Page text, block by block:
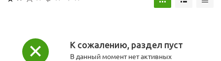
К сожалению, раздел пуст
В данный момент нет активных